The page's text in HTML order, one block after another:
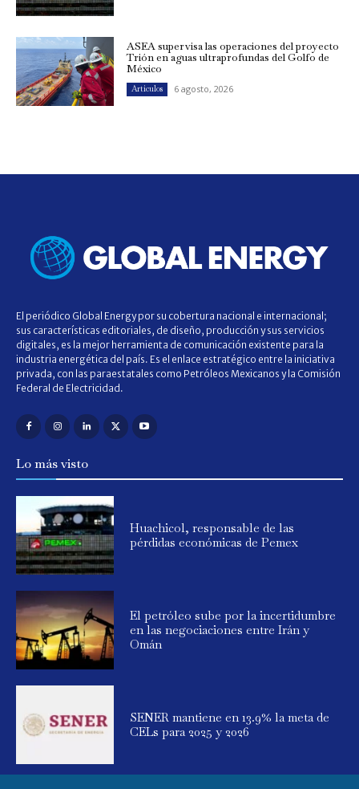
ASEA supervisa las operaciones del proyecto
Trión en aguas ultraprofundas del Golfo de
México
Artículos 6 agosto, 2026
El periódico Global Energy por su cobertura nacional e internacional;
sus características editoriales, de diseño, producción y sus servicios
digitales, es la mejor herramienta de comunicación existente para la
industria energética del país. Es el enlace estratégico entre la iniciativa
privada, con las paraestatales como Petróleos Mexicanos y la Comisión
Federal de Electricidad.
Lo más visto
Huachicol, responsable de las
pérdidas económicas de Pemex
El petróleo sube por la incertidumbre
en las negociaciones entre Irán y
Omán
SENER mantiene en 13.9% la meta de
CELs para 2025 y 2026